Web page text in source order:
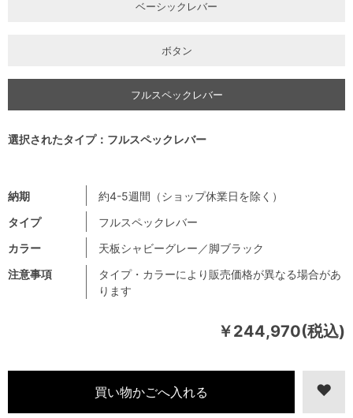
￥244,970(税込)
注意事項
タイプ・カラーにより販売価格が異なる場合があ
ります
納期
約4-5週間（ショップ休業日を除く）
タイプ
フルスペックレバー
カラー
天板シャビーグレー／脚ブラック
ベーシックレバー
ボタン
フルスペックレバー
選択されたタイプ：フルスペックレバー